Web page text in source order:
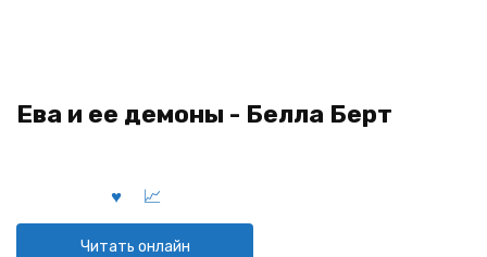
Ева и ее демоны - Белла Берт
Читать онлайн